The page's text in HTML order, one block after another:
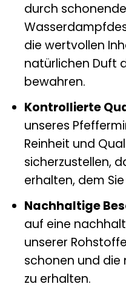
durch schonende
die wertvollen
natürlichen Duft
bewahren.
Kontrollierte
unseres
Reinheit und
sicherzustellen,
erhalten, dem
Nachhaltige
auf eine
unserer
schonen und die
zu erhalten.